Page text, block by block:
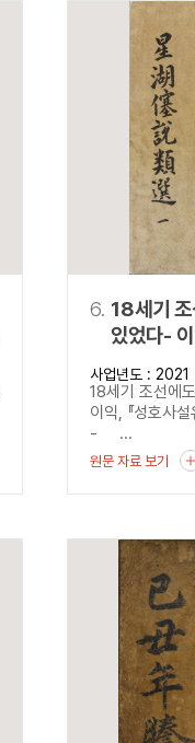
6. 18세기
있었다-
(星湖僿
사업년도 : 2021
18세기 조선에
이익, 『성호사
- ...
원문 자료 보기